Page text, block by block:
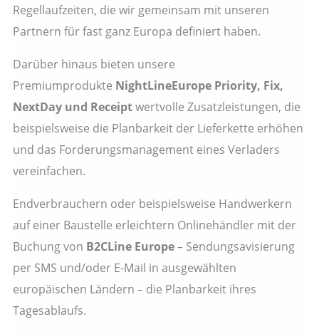
Regellaufzeiten, die wir gemeinsam mit unseren
Partnern für fast ganz Europa definiert haben.
Darüber hinaus bieten unsere
Premiumprodukte NightLineEurope Priority, Fix,
NextDay und Receiptwertvolle Zusatzleistungen, die
beispielsweise die Planbarkeit der Lieferkette erhöhen
und das Forderungsmanagement eines Verladers
vereinfachen.
Endverbrauchern oder beispielsweise Handwerkern
auf einer Baustelle erleichtern Onlinehändler mit der
Buchung von B2CLine Europe– Sendungsavisierung
per SMS und/oder E-Mail in ausgewählten
europäischen Ländern – die Planbarkeit ihres
Tagesablaufs.